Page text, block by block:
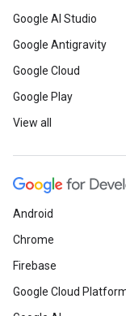
Google AI Studio
Google Antigravity
Google Cloud
Google Play
View all
Android
Chrome
Firebase
Google Cloud